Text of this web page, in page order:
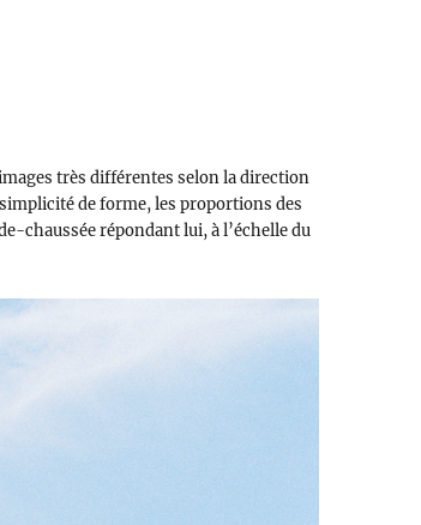
très différentes selon la direction
de forme, les proportions des
chaussée répondant lui, à l’échelle du